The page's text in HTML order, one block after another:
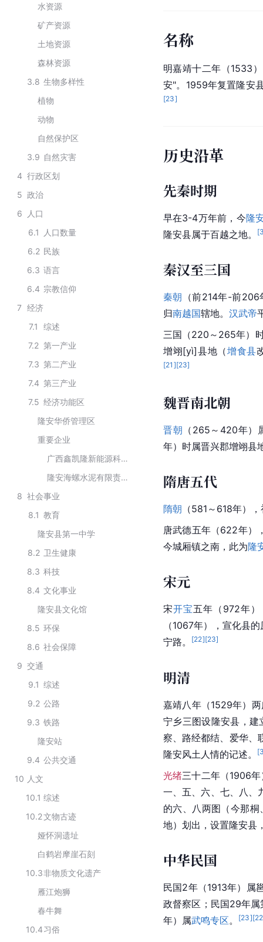
水资源
矿产资源
土地资源
森林资源
3.8 生物多样性
植物
动物
自然保护区
3.9 自然灾害
4 行政区划
5 政治
6
人口
6.1
人口数量
6.2 民族
6.3 语言
6.4 宗教信仰
7 经济
7.1
综述
7.2 第一产业
7.3 第二产业
7.4 第三产业
7.5 经济功能区
隆安华侨管理区
重要企业
广西鑫凯隆新能源科技有限公司
隆安海螺水泥有限责任公司
8 社会事业
8.1 教育
隆安县第一中学
8.2 卫生健康
8.3 科技
8.4 文化事业
隆安县文化馆
8.5 环保
8.6 社会保障
9 交通
9.1 综述
9.2 公路
9.3 铁路
隆安站
9.4 公共交通
10 人文
10.1 综述
10.2文物古迹
娅怀洞遗址
白鹤岩摩崖石刻
10.3非物质文化遗产
雁江炮狮
春牛舞
10.4习俗
名称
明嘉靖十二年（1533
安"。1959年复置隆安
[23]
历史沿革
先秦时期
早在3-4万年前，今隆
隆安县属于百越之地。
[
秦汉至三国
秦朝 （前214年-前
归南越国辖地。 汉武帝
三国（220～265年）
增翊[yì]县地（增食县
[21 ][23]
魏晋南北朝
晋朝 （265～420年）
年）时属晋兴郡增翊县
隋唐五代
隋朝 （581～618年）
唐武德五年（622年）
今城厢镇之南，此为隆
宋元
宋开宝五年（972年
（1067年），宣化县
宁路。
[22][23]
明清
嘉靖八年（1529年）
宁乡三图设隆安县，
察、路经都结、爱华、
隆安风土人情的记述。 [
光绪三十二年（1906
一、五、六、七、八、
的六、八两图（今那
地）划出，设置隆安县
中华民国
民国2年（1913年）属
政督察区；民国29年
年）属武鸣专区。 [23][22